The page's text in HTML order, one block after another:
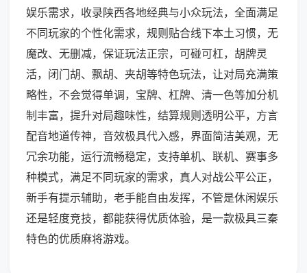
娱乐需求，收录陕西各地经典与小众玩法，全面满足
不同玩家的个性化需求，规则贴合线下本土习惯，无
魔改、无删减，保证玩法正宗，可碰可杠，胡牌灵
活，闭门胡、飘胡、夹胡等特色玩法，让对局充满策
略性，不会觉得单调，宝牌、杠牌、清一色等加分机
制丰富，提升对局趣味性，结算规则透明公平，方言
配音地道传神，音效极具代入感，界面简洁美观，无
冗余功能，运行流畅稳定，支持单机、联机、赛事多
种模式，满足不同玩家的需求，真人对战公平公正，
新手有提示辅助，老手能自由发挥，不管是休闲娱乐
还是轻度竞技，都能获得优质体验，是一款极具三秦
特色的优质麻将游戏。